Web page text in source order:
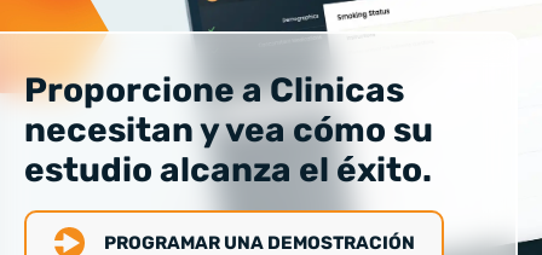
Proporcione a Clinicas
necesitan y vea cómo su
estudio alcanza el éxito.
PROGRAMAR UNA DEMOSTRACIÓN